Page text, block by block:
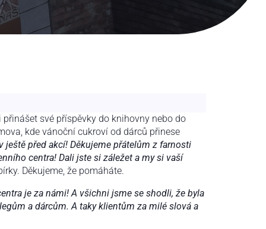
své příspěvky do knihovny nebo do
kde vánoční cukroví od dárců přinese
ještě před akcí! Děkujeme přátelům z farnosti
centra!Dali jste si záležet a my si vaší
Děkujeme, že pomáháte.
je za námi! A všichni jsme se shodli, že byla
a dárcům. A taky klientům za milé slová a